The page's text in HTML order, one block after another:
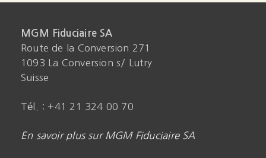
MGM Fiduciaire SA
Route de la Conversion 271
1093 La Conversion s/ Lutry
Suisse
Tél. : +41 21 324 00 70
En savoir plus sur MGM Fiduciaire SA